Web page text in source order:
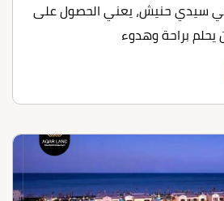
سيدي حنيش، يعني الحصول على
يحلم براحة وهدوء